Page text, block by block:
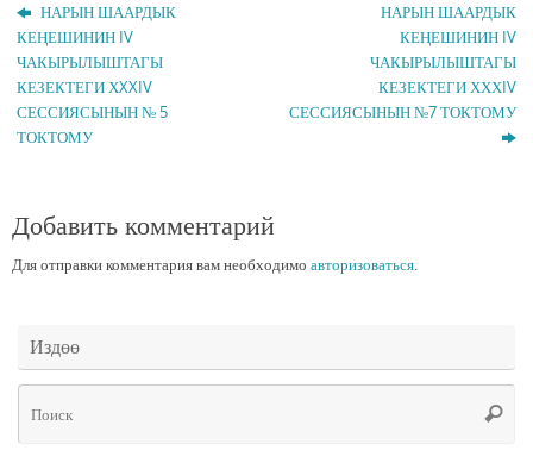
НАРЫН ШААРДЫК
КЕҢЕШИНИН IV
ЧАКЫРЫЛЫШТАГЫ
КЕЗЕКТЕГИ ХXXIV
СЕССИЯСЫНЫН № 5
ТОКТОМУ
НАРЫН ШААРДЫК
КЕҢЕШИНИН IV
ЧАКЫРЫЛЫШТАГЫ
КЕЗЕКТЕГИ ХХХIV
СЕССИЯСЫНЫН №7 ТОКТОМУ
Добавить комментарий
Для отправки комментария вам необходимо авторизоваться.
Издөө
Поиск